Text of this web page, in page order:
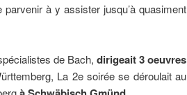
à y assister jusqu’à quasiment
de Bach, dirigeait 3 oeuvres
La 2e soirée se déroulait au